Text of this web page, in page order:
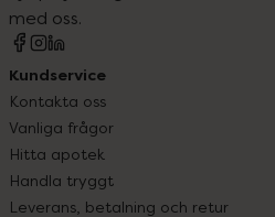
med oss.
Kundservice
Kontakta oss
Vanliga frågor
Hitta apotek
Handla tryggt
Leverans, betalning och retur